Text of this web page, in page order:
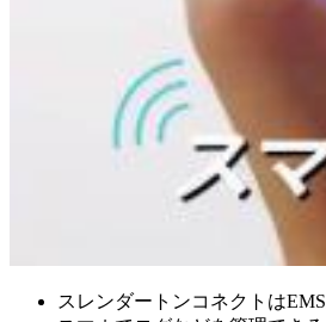
スレンダートンコネクトは